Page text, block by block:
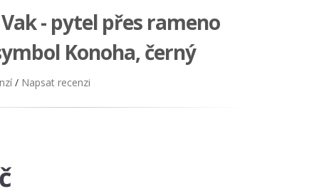
- pytel přes rameno
Konoha, černý
/ Napsat recenzi